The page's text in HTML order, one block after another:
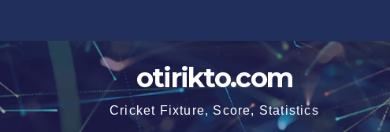
otirikto.com
Cricket Fixture, Score, Statistics